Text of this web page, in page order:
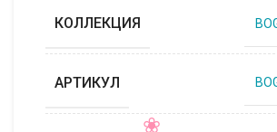
КОЛЛЕКЦИЯ
АРТИКУЛ